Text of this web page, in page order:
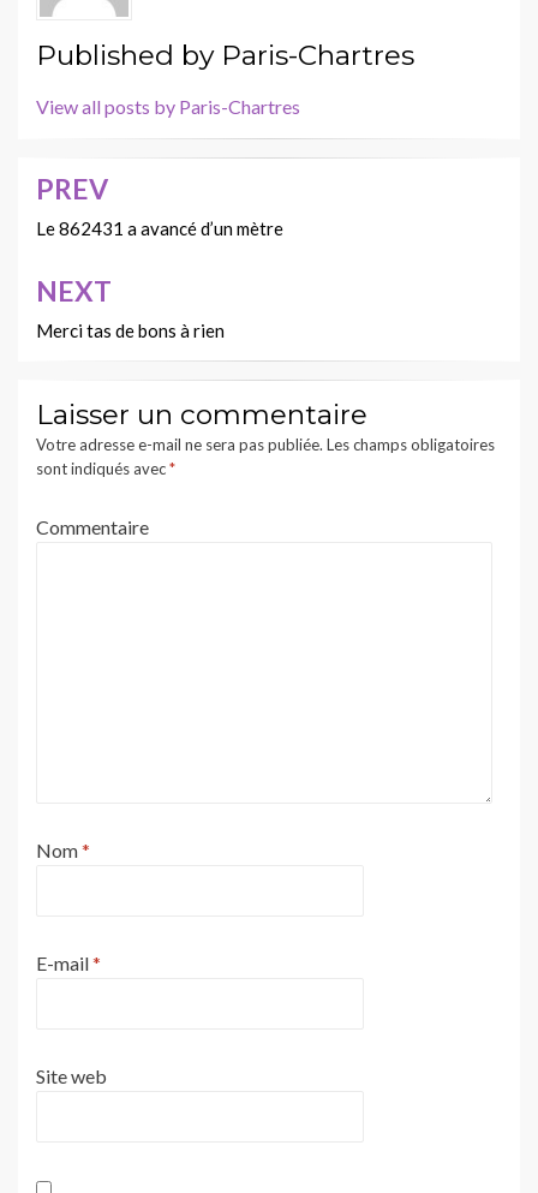
Published by Paris-Chartres
View all posts by Paris-Chartres
Navigation
de
l’article
PREV
Le 862431 a avancé d’un mètre
NEXT
Merci tas de bons à rien
Laisser un commentaire
Votre adresse e-mail ne sera pas publiée. Les champs obligatoires
sont indiqués avec*
Commentaire
Nom*
E-mail*
Site web